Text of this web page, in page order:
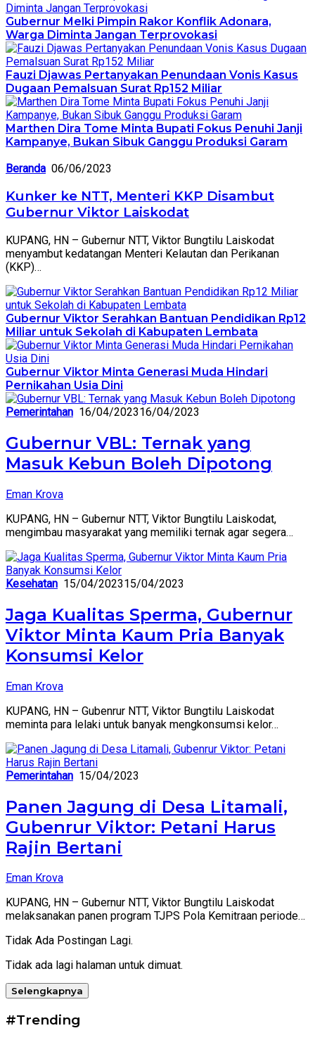
Gubernur Melki Pimpin Rakor Konflik Adonara,
Warga Diminta Jangan Terprovokasi
Fauzi Djawas Pertanyakan Penundaan Vonis Kasus
Dugaan Pemalsuan Surat Rp152 Miliar
Marthen Dira Tome Minta Bupati Fokus Penuhi Janji
Kampanye, Bukan Sibuk Ganggu Produksi Garam
Beranda 06/06/2023
Kunker ke NTT, Menteri KKP Disambut
Gubernur Viktor Laiskodat
KUPANG, HN – Gubernur NTT, Viktor Bungtilu Laiskodat
menyambut kedatangan Menteri Kelautan dan Perikanan
(KKP)…
Gubernur Viktor Serahkan Bantuan Pendidikan Rp12
Miliar untuk Sekolah di Kabupaten Lembata
Gubernur Viktor Minta Generasi Muda Hindari
Pernikahan Usia Dini
Pemerintahan 16/04/202316/04/2023
Gubernur VBL: Ternak yang
Masuk Kebun Boleh Dipotong
Eman Krova
KUPANG, HN – Gubernur NTT, Viktor Bungtilu Laiskodat,
mengimbau masyarakat yang memiliki ternak agar segera…
Kesehatan 15/04/202315/04/2023
Jaga Kualitas Sperma, Gubernur
Viktor Minta Kaum Pria Banyak
Konsumsi Kelor
Eman Krova
KUPANG, HN – Gubenrur NTT, Viktor Bungtilu Laiskodat
meminta para lelaki untuk banyak mengkonsumsi kelor…
Pemerintahan 15/04/2023
Panen Jagung di Desa Litamali,
Gubenrur Viktor: Petani Harus
Rajin Bertani
Eman Krova
KUPANG, HN – Gubernur NTT, Viktor Bungtilu Laiskodat
melaksanakan panen program TJPS Pola Kemitraan periode…
Tidak Ada Postingan Lagi.
Tidak ada lagi halaman untuk dimuat.
Selengkapnya
#Trending